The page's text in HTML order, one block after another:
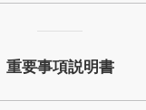
重要事項説明書